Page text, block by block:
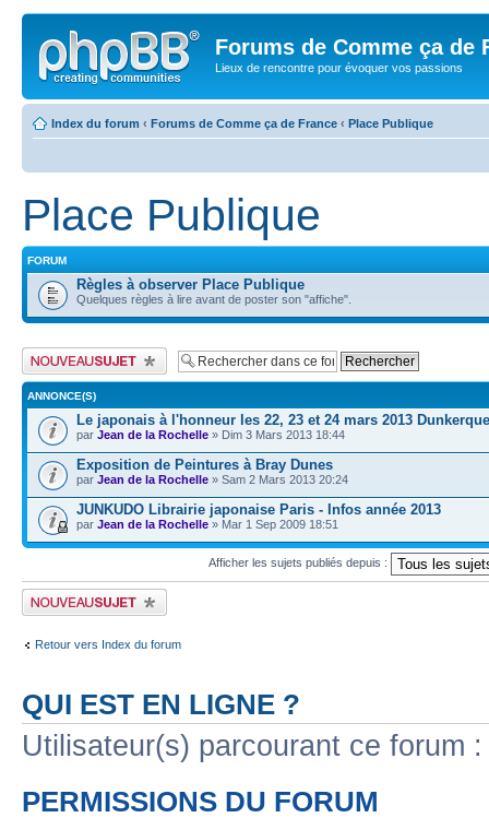
Forums de Comme ça de
Lieux de rencontre pour évoquer vos passions
Index du forum ‹ Forums de Comme ça de France ‹ Place Publique
Place Publique
FORUM
Règles à observer Place Publique
Quelques règles à lire avant de poster son "affiche".
Publier un nouveau sujet
ANNONCE(S)
Le japonais à l'honneur les 22, 23 et 24 mars 2013 Dunkerque
par Jean de la Rochelle » Dim 3 Mars 2013 18:44
Exposition de Peintures à Bray Dunes
par Jean de la Rochelle » Sam 2 Mars 2013 20:24
JUNKUDO Librairie japonaise Paris - Infos année 2013
par Jean de la Rochelle » Mar 1 Sep 2009 18:51
Afficher les sujets publiés depuis :
Publier un nouveau sujet
Retour vers Index du forum
QUI EST EN LIGNE ?
Utilisateur(s) parcourant ce forum
PERMISSIONS DU FORUM